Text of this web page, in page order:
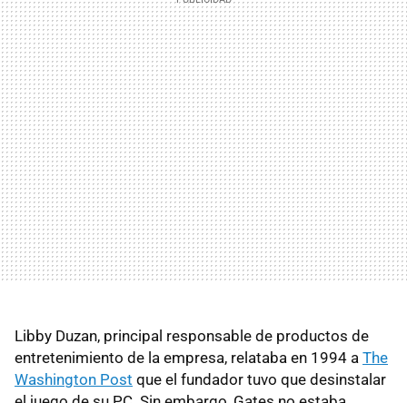
Libby Duzan, principal responsable de productos de
entretenimiento de la empresa, relataba en 1994 a The
Washington Post que el fundador tuvo que desinstalar